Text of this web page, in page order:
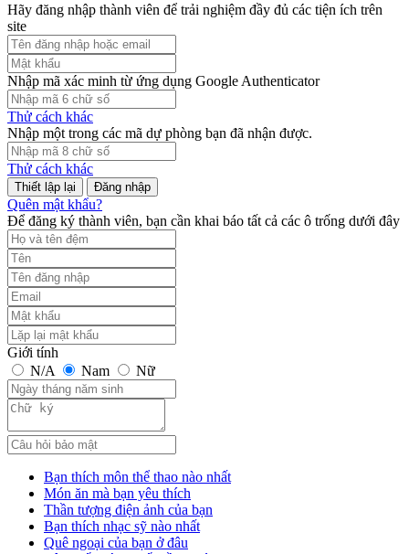
Hãy đăng nhập thành viên để trải nghiệm đầy đủ các tiện ích trên
site
Nhập mã xác minh từ ứng dụng Google Authenticator
Thử cách khác
Nhập một trong các mã dự phòng bạn đã nhận được.
Thử cách khác
Đăng nhập
Quên mật khẩu?
Để đăng ký thành viên, bạn cần khai báo tất cả các ô trống dưới đây
Giới tính
N/A
Nam Nữ
Bạn thích môn thể thao nào nhất
Món ăn mà bạn yêu thích
Thần tượng điện ảnh của bạn
Bạn thích nhạc sỹ nào nhất
Quê ngoại của bạn ở đâu